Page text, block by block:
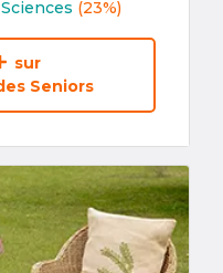
Sciences (23%)
sur
Seniors